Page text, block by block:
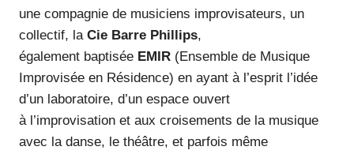
une compagnie de musiciens improvisateurs, un
collectif, la Cie Barre Phillips,
également baptisée EMIR (Ensemble de Musique
Improvisée en Résidence) en ayant à l’esprit l’idée
d’un laboratoire, d’un espace ouvert
à l’improvisation et aux croisements de la musique
avec la danse, le théâtre, et parfois même